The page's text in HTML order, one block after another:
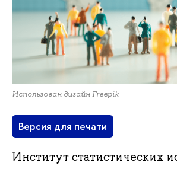
Использован дизайн Freepik
Версия для печати
Институт статистических